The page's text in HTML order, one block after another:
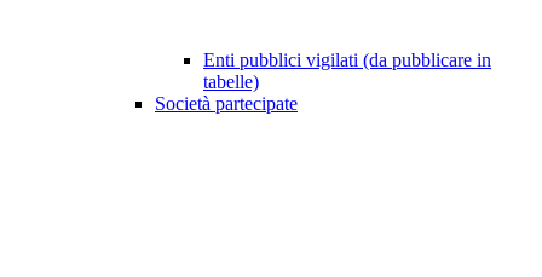
Enti pubblici vigilati (da pubblicare in
tabelle)
Società partecipate